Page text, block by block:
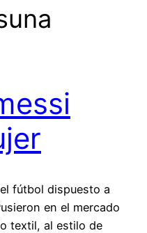
fútbol dispuesto a
en el mercado
textil, al estilo de